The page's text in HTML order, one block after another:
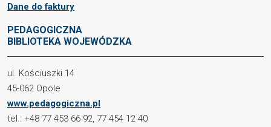
Dane do faktury
PEDAGOGICZNA
BIBLIOTEKA WOJEWÓDZKA
ul. Kościuszki 14
45-062 Opole
www.pedagogiczna.pl
tel.: +48 77 453 66 92, 77 454 12 40